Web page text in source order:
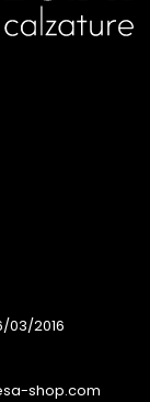
03/2016
shop.com